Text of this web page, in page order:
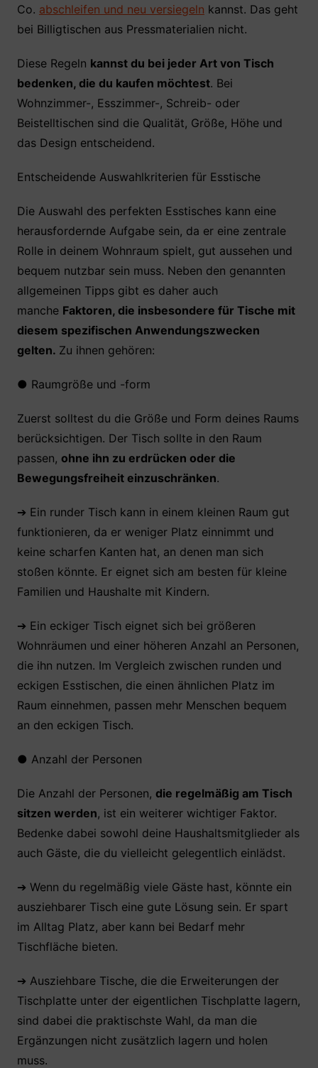
Co. abschleifen und neu versiegeln kannst. Das geht
bei Billigtischen aus Pressmaterialien nicht.
Diese Regeln kannst du bei jeder Art von Tisch
bedenken, die du kaufen möchtest. Bei
Wohnzimmer-, Esszimmer-, Schreib- oder
Beistelltischen sind die Qualität, Größe, Höhe und
das Design entscheidend.
Entscheidende Auswahlkriterien für Esstische
Die Auswahl des perfekten Esstisches kann eine
herausfordernde Aufgabe sein, da er eine zentrale
Rolle in deinem Wohnraum spielt, gut aussehen und
bequem nutzbar sein muss. Neben den genannten
allgemeinen Tipps gibt es daher auch
manche Faktoren, die insbesondere für Tische mit
diesem spezifischen Anwendungszwecken
gelten. Zu ihnen gehören:
● Raumgröße und -form
Zuerst solltest du die Größe und Form deines Raums
berücksichtigen. Der Tisch sollte in den Raum
passen, ohne ihn zu erdrücken oder die
Bewegungsfreiheit einzuschränken.
➔ Ein runder Tisch kann in einem kleinen Raum gut
funktionieren, da er weniger Platz einnimmt und
keine scharfen Kanten hat, an denen man sich
stoßen könnte. Er eignet sich am besten für kleine
Familien und Haushalte mit Kindern.
➔ Ein eckiger Tisch eignet sich bei größeren
Wohnräumen und einer höheren Anzahl an Personen,
die ihn nutzen. Im Vergleich zwischen runden und
eckigen Esstischen, die einen ähnlichen Platz im
Raum einnehmen, passen mehr Menschen bequem
an den eckigen Tisch.
● Anzahl der Personen
Die Anzahl der Personen, die regelmäßig am Tisch
sitzen werden, ist ein weiterer wichtiger Faktor.
Bedenke dabei sowohl deine Haushaltsmitglieder als
auch Gäste, die du vielleicht gelegentlich einlädst.
➔ Wenn du regelmäßig viele Gäste hast, könnte ein
ausziehbarer Tisch eine gute Lösung sein. Er spart
im Alltag Platz, aber kann bei Bedarf mehr
Tischfläche bieten.
➔ Ausziehbare Tische, die die Erweiterungen der
Tischplatte unter der eigentlichen Tischplatte lagern,
sind dabei die praktischste Wahl, da man die
Ergänzungen nicht zusätzlich lagern und holen
muss.